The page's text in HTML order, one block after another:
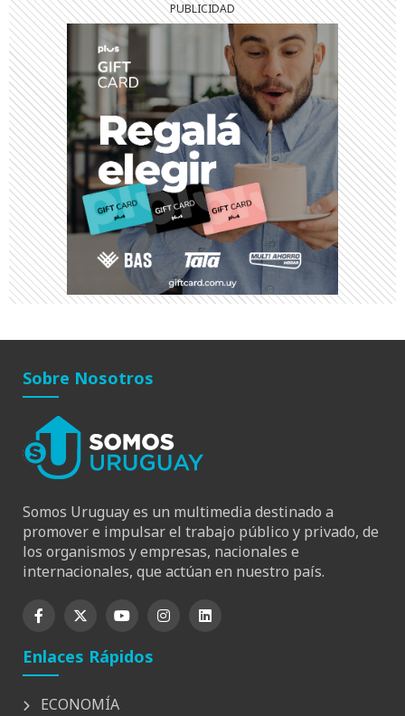
Sobre Nosotros
Somos Uruguay es un multimedia destinado a
promover e impulsar el trabajo público y privado, de
los organismos y empresas, nacionales e
internacionales, que actúan en nuestro país.
Enlaces Rápidos
ECONOMÍA